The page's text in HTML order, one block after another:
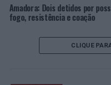
O detido recolheu às salas
onde aguardou até à sua
judicial, onde lhe foi
Amadora: Dois detidos por
fogo, resistência e coação
CLIQUE